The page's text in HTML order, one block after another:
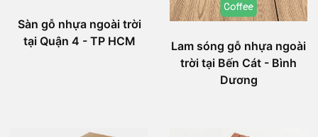
Sàn gỗ nhựa ngoài trời
tại Quận 4 - TP HCM
Lam sóng gỗ nhựa ngoài
trời tại Bến Cát - Bình
Dương